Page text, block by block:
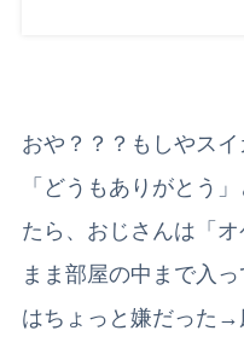
おや？？？もしやス
「どうもありがとう
たら、おじさんは「
まま部屋の中まで入
はちょっと嫌だった→